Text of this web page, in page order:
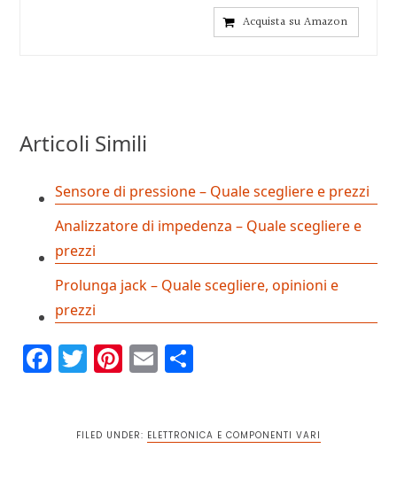
Acquista su Amazon
Articoli Simili
Sensore di pressione – Quale scegliere e prezzi
Analizzatore di impedenza – Quale scegliere e
prezzi
Prolunga jack – Quale scegliere, opinioni e
prezzi
Facebook
Twitter
Pinterest
Email
FILED UNDER: ELETTRONICA E COMPONENTI VARI